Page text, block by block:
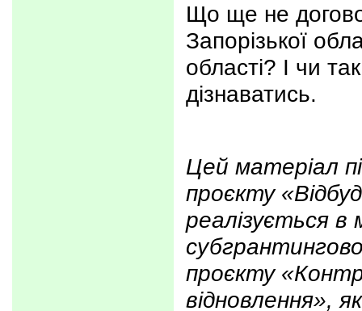
Що ще не
Запорізької
області? І чи
дізнаватись.
Цей матеріал
проєкту
реалізується в
проєкту
відновлення»,